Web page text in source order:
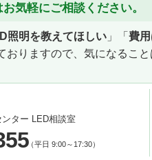
気軽にご相談ください。
照明を教えてほしい 」「 費
おりますので、気になるこ
ター LED相談室
（平日 9:00～17:30）